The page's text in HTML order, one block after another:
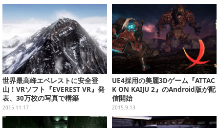
世界最高峰エベレストに安全登
山！VRソフト『EVEREST VR』発
表、30万枚の写真で構築
2015.11.17
UE4採用の美麗3Dゲーム『ATTAC
K ON KAIJU 2』のAndroid版が配
信開始
2015.9.13